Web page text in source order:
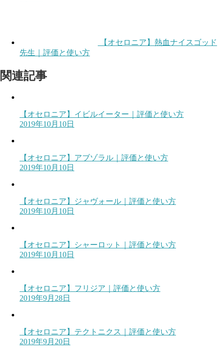
【オセロニア】熱血ナイスゴッド
先生｜評価と使い方
関連記事
【オセロニア】イビルイーター｜評価と使い方
2019年10月10日
【オセロニア】アブゾラル｜評価と使い方
2019年10月10日
【オセロニア】ジャヴォール｜評価と使い方
2019年10月10日
【オセロニア】シャーロット｜評価と使い方
2019年10月10日
【オセロニア】フリジア｜評価と使い方
2019年9月28日
【オセロニア】テクトニクス｜評価と使い方
2019年9月20日